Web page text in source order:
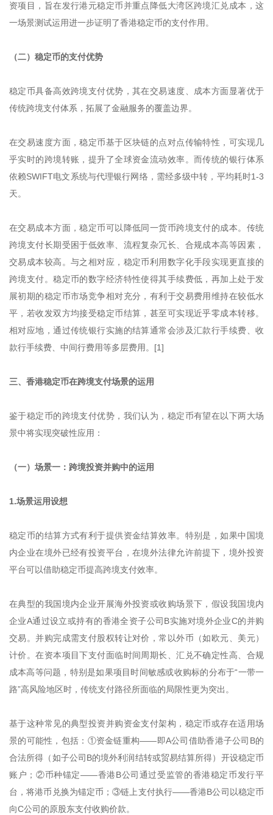
资项目，旨在发行港元稳定币并重点降低大湾区跨境汇兑成本，这
一场景测试运用进一步证明了香港稳定币的支付作用。
（二）稳定币的支付优势
稳定币具备高效跨境支付优势，其在交易速度、成本方面显著优于
传统跨境支付体系，拓展了金融服务的覆盖边界。
在交易速度方面，稳定币基于区块链的点对点传输特性，可实现几
乎实时的跨境转账，提升了全球资金流动效率。而传统的银行体系
依赖SWIFT电文系统与代理银行网络，需经多级中转，平均耗时1-3
天。
在交易成本方面，稳定币可以降低同一货币跨境支付的成本。传统
跨境支付长期受困于低效率、流程复杂冗长、合规成本高等因素，
交易成本较高。与之相对应，稳定币利用数字化手段实现更直接的
跨境支付。稳定币的数字经济特性使得其手续费低，再加上处于发
展初期的稳定币市场竞争相对充分，有利于交易费用维持在较低水
平，若收发双方均接受稳定币结算，甚至可实现近乎零成本转移。
相对应地，通过传统银行实施的结算通常会涉及汇款行手续费、收
款行手续费、中间行费用等多层费用。[1]
三、香港稳定币在跨境支付场景的运用
鉴于稳定币的跨境支付优势，我们认为，稳定币有望在以下两大场
景中将实现突破性应用：
（一）场景一：跨境投资并购中的运用
1.场景运用设想
稳定币的结算方式有利于提供资金结算效率。特别是，如果中国境
内企业在境外已经有投资平台，在境外法律允许前提下，境外投资
平台可以借助稳定币提高跨境支付效率。
在典型的我国境内企业开展海外投资或收购场景下，假设我国境内
企业A通过设立或持有的香港全资子公司B实施对境外企业C的并购
交易。并购完成需支付股权转让对价，常以外币（如欧元、美元）
计价。在资本项目下支付面临时间周期长、汇兑不确定性高、合规
成本高等问题，特别是如果项目时间敏感或收购标的分布于“一带一
路”高风险地区时，传统支付路径所面临的局限性更为突出。
基于这种常见的典型投资并购资金支付架构，稳定币或存在适用场
景的可能性，包括：①资金链重构——即A公司借助香港子公司B的
合法所得（如子公司B的境外利润结转或贸易结算所得）开设稳定币
账户；②币种锚定——香港B公司通过受监管的香港稳定币发行平
台，将港币兑换为锚定币；③链上支付执行——香港B公司以稳定币
向C公司的原股东支付收购价款。